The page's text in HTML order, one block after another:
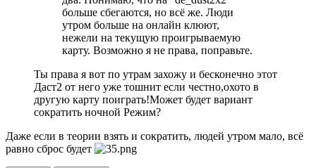
больше сбегаются, но всё же. Люди
утром больше на онлайн клюют,
нежели на текущую проигрываемую
карту. Возможно я не права, поправьте.
Ты права я вот по утрам захожу и бесконечно этот
Даст2 от него уже тошнит если честно,охото в
другую карту поиграть!Может будет вариант
сократить ночной Режим?
Даже если в теории взять и сократить, людей утром мало, всё
равно сброс будет